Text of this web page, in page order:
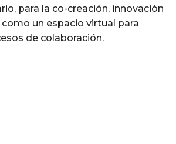
para la co-creación, innovación
un espacio virtual para
de colaboración.